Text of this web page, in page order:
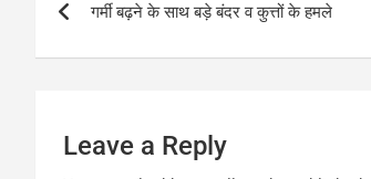
navigation
गर्मी बढ़ने के साथ बड़े बंदर व कुत्तों के हमले
Leave a Reply